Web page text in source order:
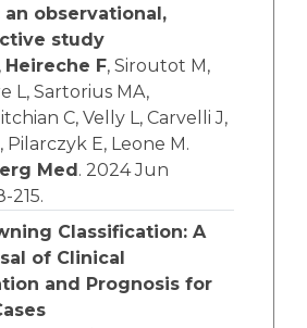
an observational,
study
Heireche F, Siroutot M,
L, Sartorius MA,
C, Velly L, Carvelli J,
Pilarczyk E, Leone M.
Med . 2024 Jun
215.
Classification: A
of Clinical
and Prognosis for